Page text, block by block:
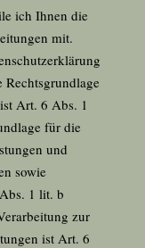
ich Ihnen die
mit.
Art. 6 Abs. 1
für die
und
sowie
Abs. 1 lit. b
zur
ist Art. 6